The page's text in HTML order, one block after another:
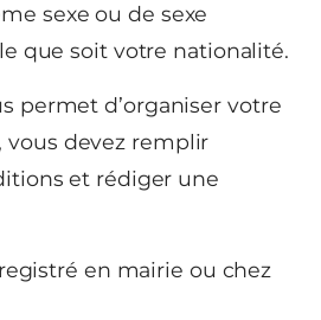
sexe ou de sexe
que soit votre nationalité.
permet d’organiser votre
devez remplir
et rédiger une
en mairie ou chez